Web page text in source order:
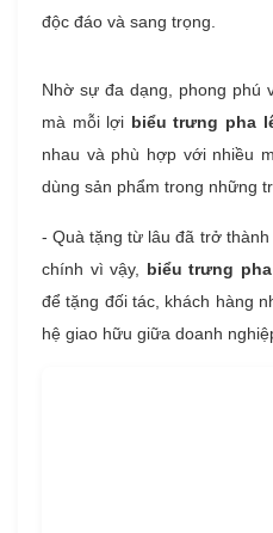
độc đáo và sang trọng.
Nhờ sự đa dạng, phong phú
mà mỗi lợi biểu trưng pha
nhau và phù hợp với nhiều
dùng sản phẩm trong những
- Quà tặng từ lâu đã trở thành
chính vì vậy, biểu trưng
để tặng đối tác, khách hàng
hệ giao hữu giữa doanh